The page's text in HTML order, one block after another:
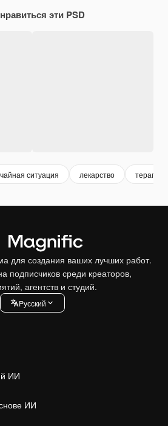
эти PSD
ситуация лекарство терапия
для создания ваших лучших работ.
подписчиков среди креаторов,
агентств и студий.
Pусский
ИИ
ИИ